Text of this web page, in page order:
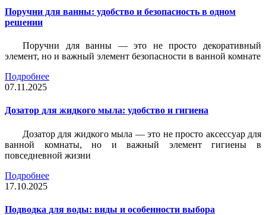
Поручни для ванны: удобство и безопасность в одном
решении
Поручни для ванны — это не просто декоративный
элемент, но и важный элемент безопасности в ванной комнате
Подробнее
07.11.2025
Дозатор для жидкого мыла: удобство и гигиена
Дозатор для жидкого мыла — это не просто аксессуар для
ванной комнаты, но и важный элемент гигиены в
повседневной жизни
Подробнее
17.10.2025
Подводка для воды: виды и особенности выбора